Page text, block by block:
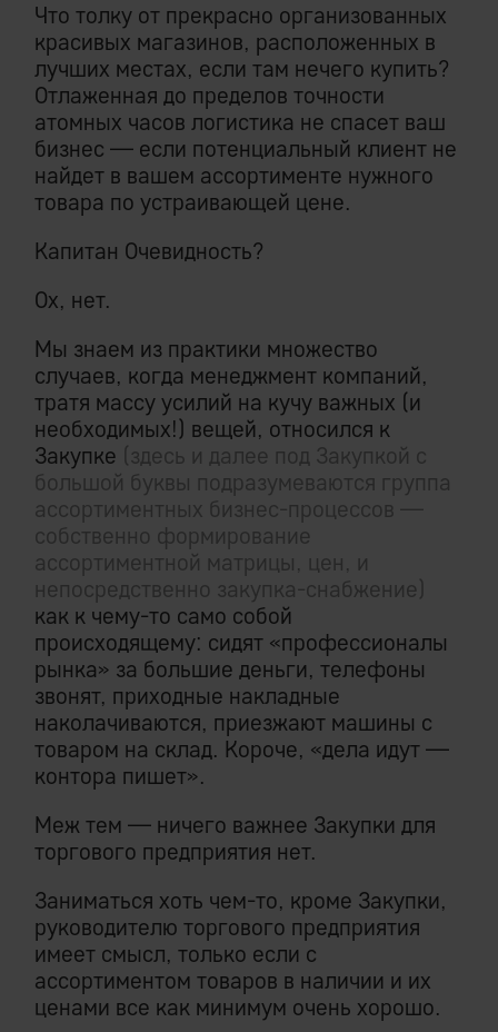
Что толку от прекрасно организованных
красивых магазинов, расположенных в
лучших местах, если там нечего купить?
Отлаженная до пределов точности
атомных часов логистика не спасет ваш
бизнес — если потенциальный клиент не
найдет в вашем ассортименте нужного
товара по устраивающей цене.
Капитан Очевидность?
Ох, нет.
Мы знаем из практики множество
случаев, когда менеджмент компаний,
тратя массу усилий на кучу важных (и
необходимых!) вещей, относился к
Закупке (здесь и далее под Закупкой с
большой буквы подразумеваются группа
ассортиментных бизнес-процессов —
собственно формирование
ассортиментной матрицы, цен, и
непосредственно закупка-снабжение)
как к чему-то само собой
происходящему: сидят «профессионалы
рынка» за большие деньги, телефоны
звонят, приходные накладные
наколачиваются, приезжают машины с
товаром на склад. Короче, «дела идут —
контора пишет».
Меж тем — ничего важнее Закупки для
торгового предприятия нет.
Заниматься хоть чем-то, кроме Закупки,
руководителю торгового предприятия
имеет смысл, только если с
ассортиментом товаров в наличии и их
ценами все как минимум очень хорошо.